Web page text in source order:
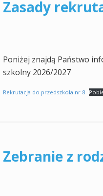
Zasady
Poniżej znajdą Państwo
szkolny 2026/2027
Rekrutacja do przedszkola nr 8
Zebranie z